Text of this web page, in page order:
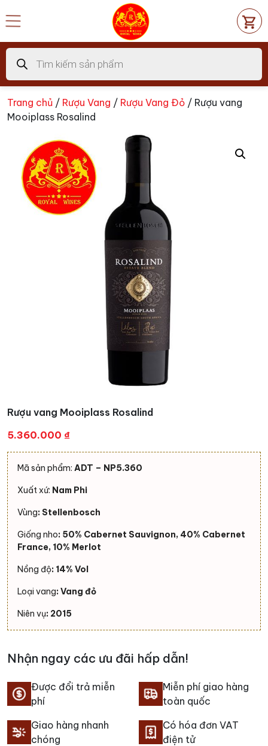
đến
dung
Tìm
kiếm
sản
phẩm
Trang chủ / Rượu Vang / Rượu Vang Đỏ / Rượu vang
Mooiplass Rosalind
Rượu vang Mooiplass Rosalind
5.360.000 ₫
Mã sản phẩm: ADT – NP5.360
Xuất xứ: Nam Phi
Vùng: Stellenbosch
Giống nho: 50% Cabernet Sauvignon, 40% Cabernet
France, 10% Merlot
Nồng độ: 14% Vol
Loại vang: Vang đỏ
Niên vụ: 2015
Nhận ngay các ưu đãi hấp dẫn!
Được đổi trả miễn
phí
Miễn phí giao hàng
toàn quốc
Giao hàng nhanh
chóng
Có hóa đơn VAT
điện tử